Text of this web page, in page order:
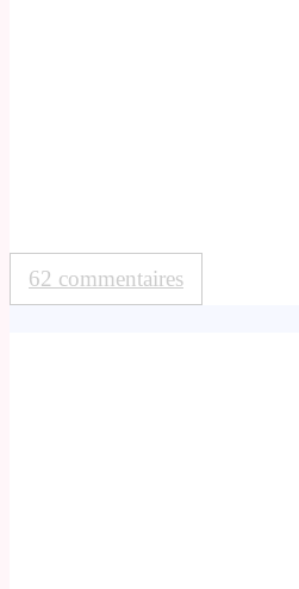
62 commentaires